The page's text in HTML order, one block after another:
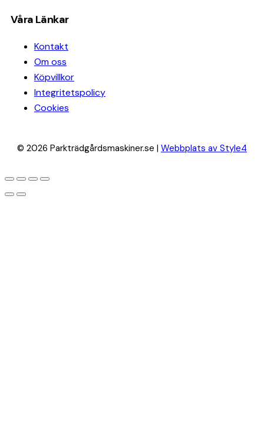
Våra Länkar
Kontakt
Om oss
Köpvillkor
Integritetspolicy
Cookies
© 2026 Parkträdgårdsmaskiner.se | Webbplats av Style4